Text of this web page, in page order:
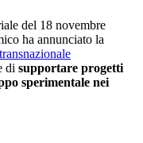
del 18 novembre
ha annunciato la
di supportare progetti
sperimentale nei